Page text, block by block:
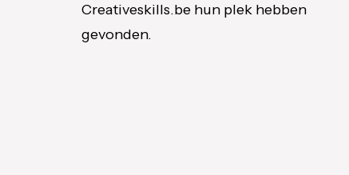
Creativeskills.be hun plek hebben
gevonden.